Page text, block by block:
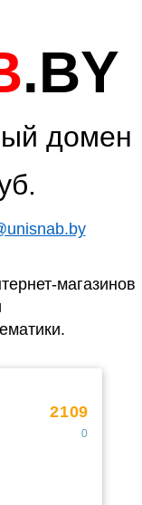
.BY
домен
магазинов
2109
0